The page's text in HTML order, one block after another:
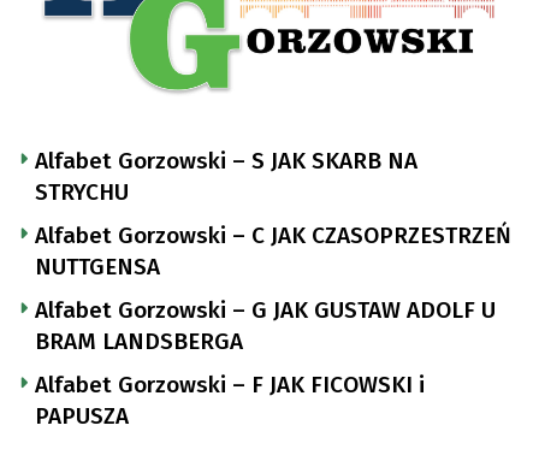
Alfabet Gorzowski – S JAK SKARB NA
STRYCHU
Alfabet Gorzowski – C JAK CZASOPRZESTRZEŃ
NUTTGENSA
Alfabet Gorzowski – G JAK GUSTAW ADOLF U
BRAM LANDSBERGA
Alfabet Gorzowski – F JAK FICOWSKI i
PAPUSZA